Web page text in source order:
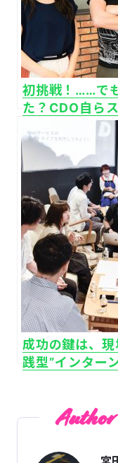
初挑戦！……で
た？CDO自ら
を強くするデ
用｜株式会社キ
成功の鍵は、
践型”インター
Author